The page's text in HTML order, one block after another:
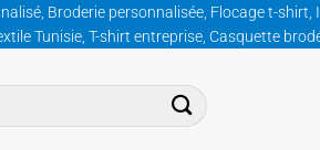
Broderie personnalisée, Flocage t-shirt,
Tunisie, T-shirt entreprise, Casquette